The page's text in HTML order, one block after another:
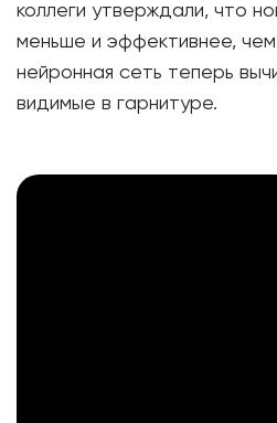
коллеги утверждали, что
меньше и эффективнее, чем
нейронная сеть теперь
видимые в гарнитуре.